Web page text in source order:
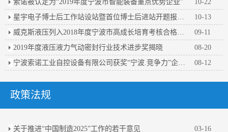
索诺被认定为“2019年度宁波市智能装备重点优势企业”
10-22
10-13
09-11
2019年度液压液力气动密封行业技术进步奖揭晓
08-20
08-12
政策法规
关于推进“中国制造2025”工作的若干意见
03-16